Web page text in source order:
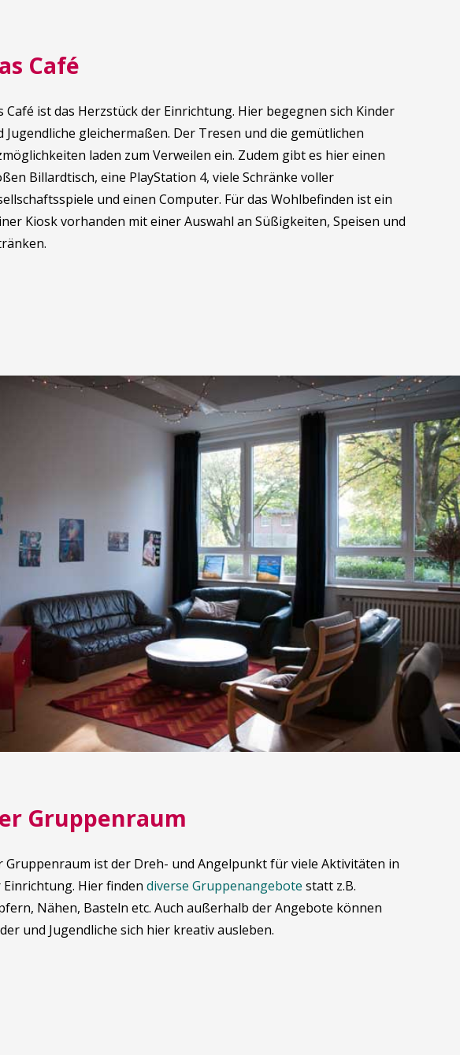
Café
Café ist das Herzstück der Einrichtung. Hier begegnen sich Kinder
Jugendliche gleichermaßen. Der Tresen und die gemütlichen
laden zum Verweilen ein. Zudem gibt es hier einen
Billardtisch, eine PlayStation 4, viele Schränke voller
und einen Computer. Für das Wohlbefinden ist ein
Kiosk vorhanden mit einer Auswahl an Süßigkeiten, Speisen und
Gruppenraum
Gruppenraum ist der Dreh- und Angelpunkt für viele Aktivitäten in
Einrichtung. Hier finden diverse Gruppenangebote statt z.B.
Nähen, Basteln etc. Auch außerhalb der Angebote können
und Jugendliche sich hier kreativ ausleben.